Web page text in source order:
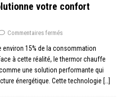
votre confort
Commentaires fermés
environ 15% de la consommation
à cette réalité, le thermor chauffe
une solution performante qui
énergétique. Cette technologie […]